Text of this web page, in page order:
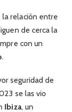
relación entre
de cerca la
con un
.
seguridad de
se las vio
Ibiza, un